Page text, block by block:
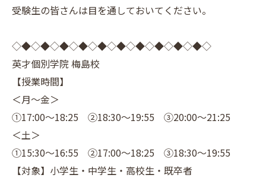
受験生の皆さんは目を通しておいてください。
◇◆◇◆◇◆◇◆◇◆◇◆◇◆◇◆◇◆◇◆◇
英才個別学院 梅島校
【授業時間】
＜月～金＞
①17:00～18:25 ②18:30～19:55 ③20:00～21:25
＜土＞
①15:30～16:55 ②17:00～18:25 ③18:30～19:55
【対象】小学生・中学生・高校生・既卒者